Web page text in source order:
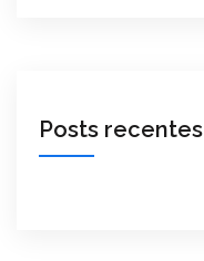
Posts recentes